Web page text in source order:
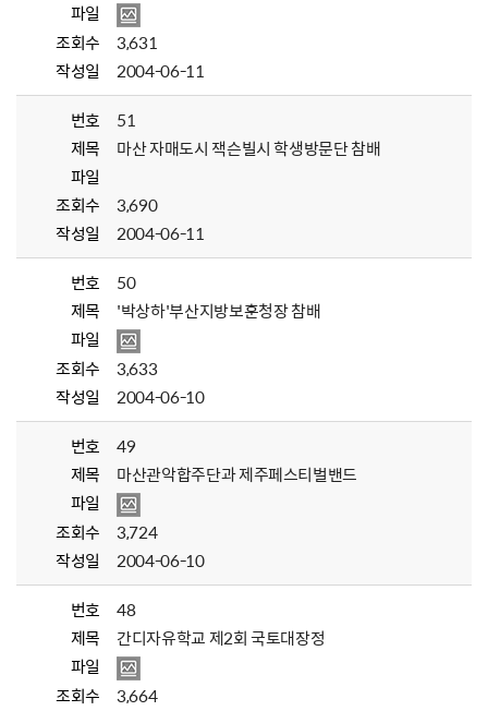
파일
조회수
3,631
작성일
2004-06-11
번호
51
제목
마산 자매도시 잭슨빌시 학생방문단 참배
파일
조회수
3,690
작성일
2004-06-11
번호
50
제목
'박상하'부산지방보훈청장 참배
파일
조회수
3,633
작성일
2004-06-10
번호
49
제목
마산관악합주단과 제주페스티벌밴드
파일
조회수
3,724
작성일
2004-06-10
번호
48
제목
간디자유학교 제2회 국토대장정
파일
조회수
3,664